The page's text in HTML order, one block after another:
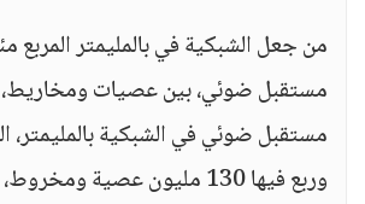
من جعل الشبكية في بالمليمتر المربع
مستقبل ضوئي، بين عصيات
مستقبل ضوئي في الشبكية بالمليمتر،
وربع فيها 130 مليون عصية